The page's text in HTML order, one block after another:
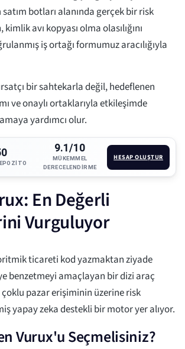
botları alanında gerçek bir risk
avı kopyası olma olasılığını
iş ortağı formumuz aracılığıyla
bir sahtekarla değil, hedeflenen
ve onaylı ortaklarıyla etkileşimde
yardımcı olur.
9.1/10
MÜKEMMEL
DERECELENDIRME
HESAP OLUŞTUR
En Değerli
Vurguluyor
ticareti kod yazmaktan ziyade
benzetmeyi amaçlayan bir dizi araç
pazar erişiminin üzerine risk
yapay zeka destekli bir motor yer alıyor.
Vurux'u Seçmelisiniz?